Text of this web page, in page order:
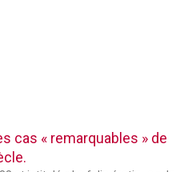
cas « remarquables » de